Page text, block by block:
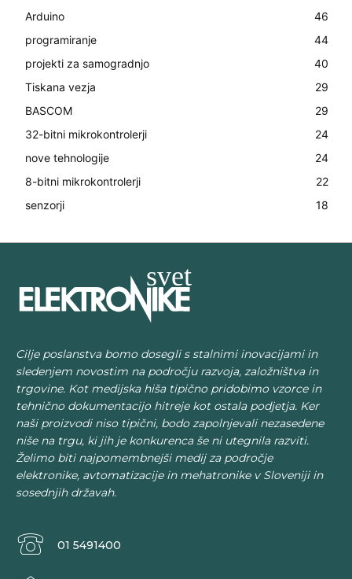
Arduino
46
programiranje
44
projekti za samogradnjo
40
Tiskana vezja
29
BASCOM
29
32-bitni mikrokontrolerji
24
nove tehnologije
24
8-bitni mikrokontrolerji
22
senzorji
18
Cilje poslanstva bomo dosegli s stalnimi inovacijami in
sledenjem novostim na področju razvoja, založništva in
trgovine. Kot medijska hiša tipično pridobimo vzorce in
tehnično dokumentacijo hitreje kot ostala podjetja. Ker
naši proizvodi niso tipični, bodo zapolnjevali nezasedene
niše na trgu, ki jih je konkurenca še ni utegnila razviti.
Želimo biti najpomembnejši medij za področje
elektronike, avtomatizacije in mehatronike v Sloveniji in
sosednjih državah.
01 5491400